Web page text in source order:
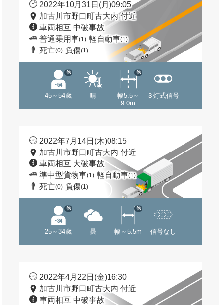
2022年10月31日(月)09:05
加古川市野口町古大内 付近
車両相互 中破事故
普通乗用車(1) 軽自動車(1)
死亡(0) 負傷(1)
45～54歳
他
晴
幅5.5～
9.0m
他
３灯式信号
2022年7月14日(木)08:15
加古川市野口町古大内 付近
車両相互 大破事故
準中型貨物車(1) 軽自動車(1)
死亡(0) 負傷(1)
25～34歳
他
曇 幅～5.5m
他
信号なし
2022年4月22日(金)16:30
加古川市野口町古大内 付近
車両相互 中破事故